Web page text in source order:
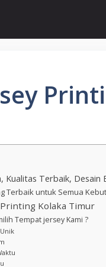
Kualitas Terbaik, Desain
Terbaik untuk Semua
Kolaka Timur
Tempat jersey Kami ?